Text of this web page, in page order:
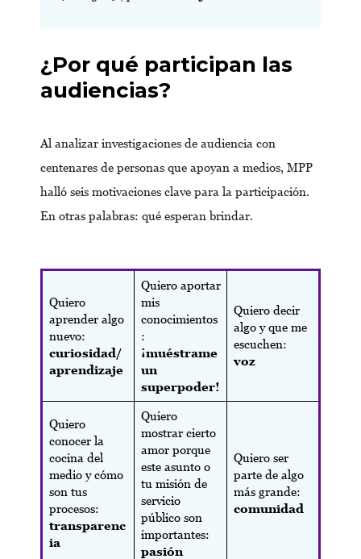
¿Por qué participan las
audiencias?
Al analizar investigaciones de audiencia con
centenares de personas que apoyan a medios, MPP
halló seis motivaciones clave para la participación.
En otras palabras: qué esperan brindar.
Quiero
aprender algo
nuevo:
curiosidad/
aprendizaje
Quiero aportar
mis
conocimientos
:
¡muéstrame
un
superpoder!
Quiero decir
algo y que me
escuchen:
voz
Quiero
conocer la
cocina del
medio y cómo
son tus
procesos:
transparenc
ia
Quiero
mostrar cierto
amor porque
este asunto o
tu misión de
servicio
público son
importantes:
pasión
Quiero ser
parte de algo
más grande:
comunidad